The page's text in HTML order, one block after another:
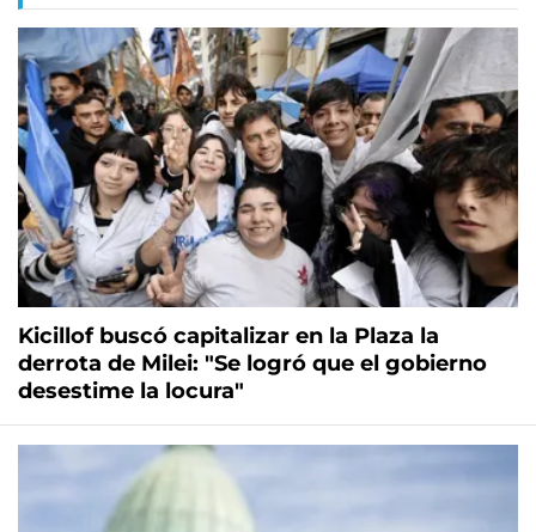
Kicillof buscó capitalizar en la Plaza la
derrota de Milei: "Se logró que el gobierno
desestime la locura"